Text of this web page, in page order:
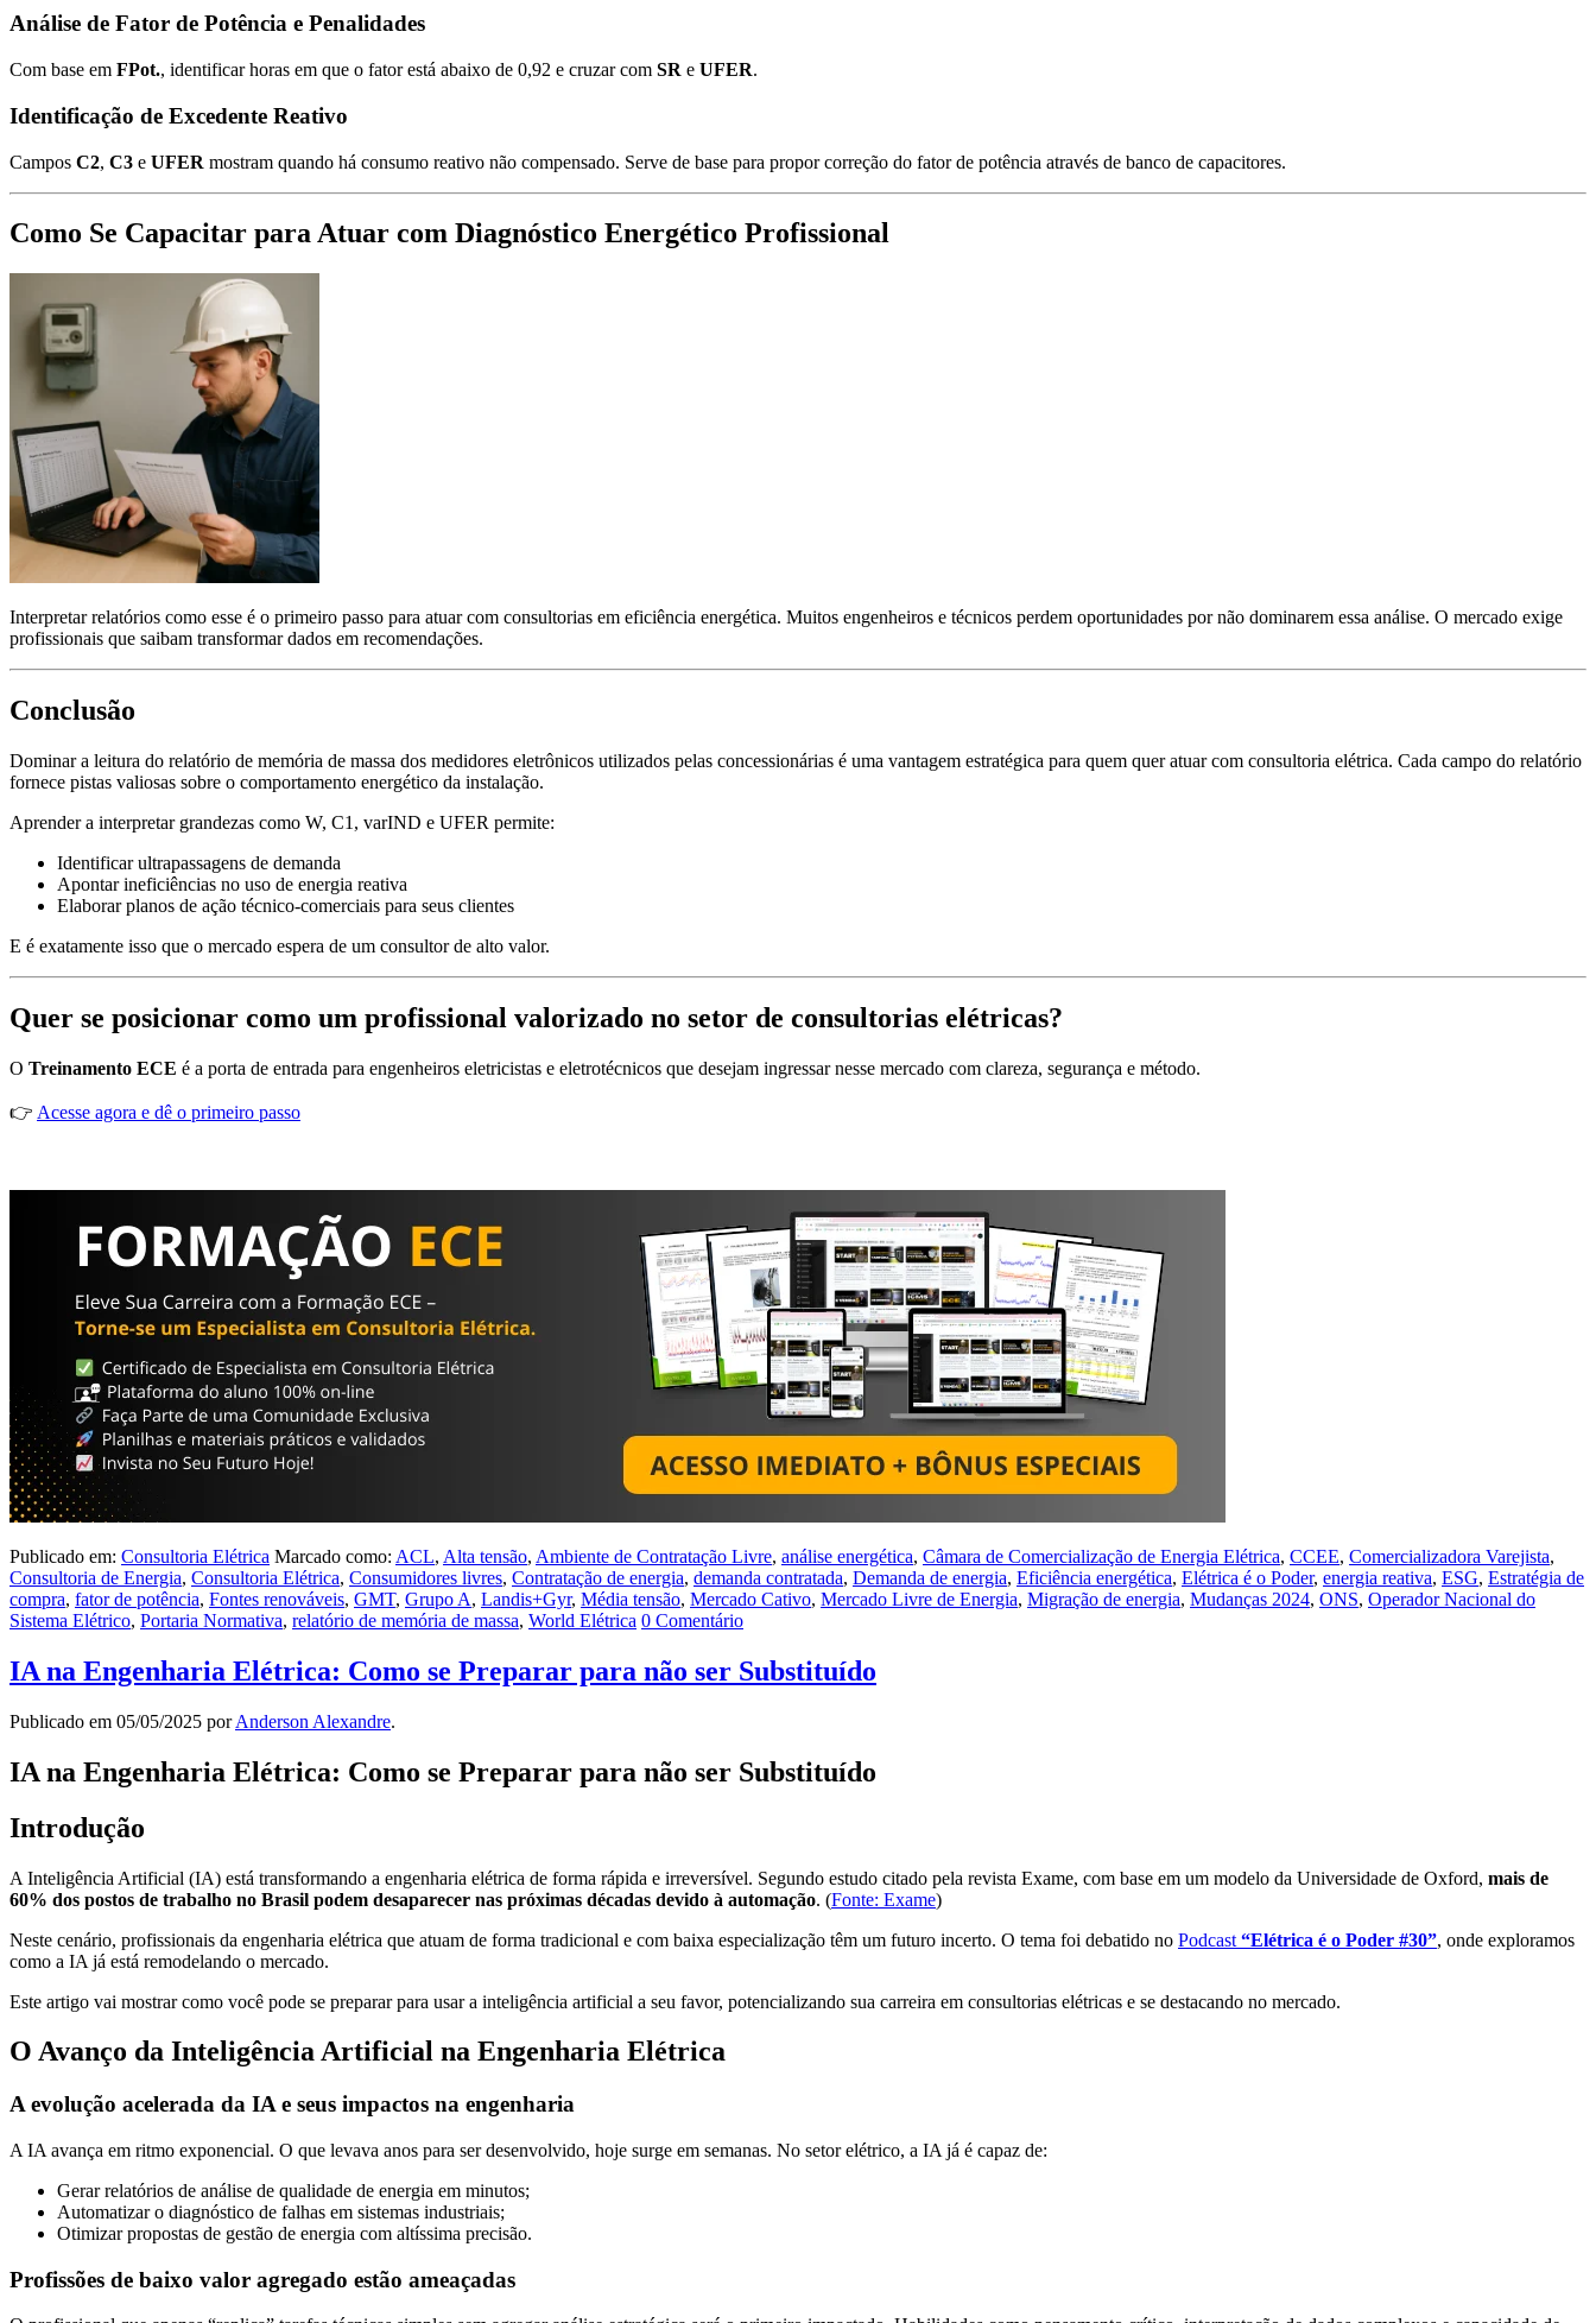
Análise de Fator de Potência e Penalidades
Com base em FPot., identificar horas em que o fator está abaixo de 0,92 e cruzar com SR e UFER.
Identificação de Excedente Reativo
Campos C2, C3 e UFER mostram quando há consumo reativo não compensado. Serve de base para propor correção do fator de potência através de banco de capacitores.
Como Se Capacitar para Atuar com Diagnóstico Energético Profissional
Interpretar relatórios como esse é o primeiro passo para atuar com consultorias em eficiência energética. Muitos engenheiros e técnicos perdem oportunidades por não dominarem essa análise. O mercado exige
profissionais que saibam transformar dados em recomendações.
Conclusão
Dominar a leitura do relatório de memória de massa dos medidores eletrônicos utilizados pelas concessionárias é uma vantagem estratégica para quem quer atuar com consultoria elétrica. Cada campo do relatório
fornece pistas valiosas sobre o comportamento energético da instalação.
Aprender a interpretar grandezas como W, C1, varIND e UFER permite:
Identificar ultrapassagens de demanda
Apontar ineficiências no uso de energia reativa
Elaborar planos de ação técnico-comerciais para seus clientes
E é exatamente isso que o mercado espera de um consultor de alto valor.
Quer se posicionar como um profissional valorizado no setor de consultorias elétricas?
O Treinamento ECE é a porta de entrada para engenheiros eletricistas e eletrotécnicos que desejam ingressar nesse mercado com clareza, segurança e método.
👉 Acesse agora e dê o primeiro passo
Publicado em: Consultoria Elétrica Marcado como: ACL, Alta tensão, Ambiente de Contratação Livre, análise energética, Câmara de Comercialização de Energia Elétrica, CCEE, Comercializadora Varejista,
Consultoria de Energia, Consultoria Elétrica, Consumidores livres, Contratação de energia, demanda contratada, Demanda de energia, Eficiência energética, Elétrica é o Poder, energia reativa, ESG, Estratégia de
compra, fator de potência, Fontes renováveis, GMT, Grupo A, Landis+Gyr, Média tensão, Mercado Cativo, Mercado Livre de Energia, Migração de energia, Mudanças 2024, ONS, Operador Nacional do
Sistema Elétrico, Portaria Normativa, relatório de memória de massa, World Elétrica 0 Comentário
IA na Engenharia Elétrica: Como se Preparar para não ser Substituído
Publicado em 05/05/2025 porAnderson Alexandre.
IA na Engenharia Elétrica: Como se Preparar para não ser Substituído
Introdução
A Inteligência Artificial (IA) está transformando a engenharia elétrica de forma rápida e irreversível. Segundo estudo citado pela revista Exame, com base em um modelo da Universidade de Oxford, mais de
60% dos postos de trabalho no Brasil podem desaparecer nas próximas décadas devido à automação. (Fonte: Exame)
Neste cenário, profissionais da engenharia elétrica que atuam de forma tradicional e com baixa especialização têm um futuro incerto. O tema foi debatido no Podcast “Elétrica é o Poder #30”, onde exploramos
como a IA já está remodelando o mercado.
Este artigo vai mostrar como você pode se preparar para usar a inteligência artificial a seu favor, potencializando sua carreira em consultorias elétricas e se destacando no mercado.
O Avanço da Inteligência Artificial na Engenharia Elétrica
A evolução acelerada da IA e seus impactos na engenharia
A IA avança em ritmo exponencial. O que levava anos para ser desenvolvido, hoje surge em semanas. No setor elétrico, a IA já é capaz de:
Gerar relatórios de análise de qualidade de energia em minutos;
Automatizar o diagnóstico de falhas em sistemas industriais;
Otimizar propostas de gestão de energia com altíssima precisão.
Profissões de baixo valor agregado estão ameaçadas